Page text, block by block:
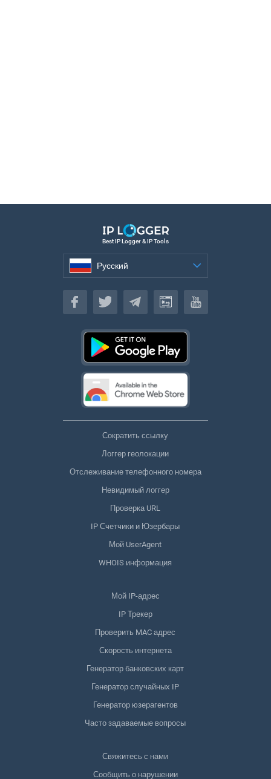
Best IP Logger & IP Tools
Русский
Русский
Сократить ссылку
Логгер геолокации
Отслеживание телефонного номера
Невидимый логгер
Проверка URL
IP Счетчики и Юзербары
Мой UserAgent
WHOIS информация
Мой IP-адрес
IP Трекер
Проверить MAC адрес
Скорость интернета
Генератор банковских карт
Генератор случайных IP
Генератор юзерагентов
Часто задаваемые вопросы
Свяжитесь с нами
Сообщить о нарушении